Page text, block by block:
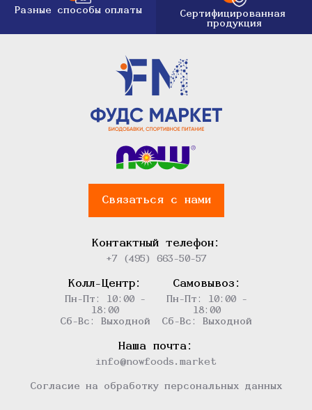
Разные способы оплаты
Сертифицированная
продукция
Связаться с нами
Контактный телефон:
+7 (495) 663-50-57
Колл-Центр:
Пн-Пт: 10:00 -
18:00
Сб-Вс: Выходной
Самовывоз:
Пн-Пт: 10:00 -
18:00
Сб-Вс: Выходной
Наша почта:
info@nowfoods.market
Согласие на обработку персональных данных